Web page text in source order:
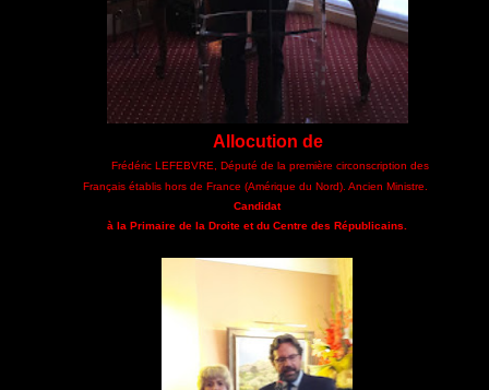
Allocution de
Frédéric LEFEBVRE, Député de la première circonscription des
Français établis hors de France (Amérique du Nord). Ancien Ministre.
Candidat
à la Primaire de la Droite et du Centre des Républicains.